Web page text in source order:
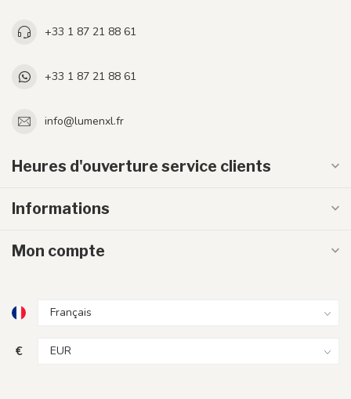
+33 1 87 21 88 61
+33 1 87 21 88 61
info@lumenxl.fr
Heures d'ouverture service clients
Informations
Mon compte
€